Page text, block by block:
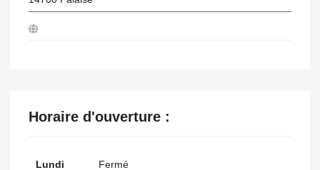
Horaire d'ouverture :
Lundi Fermé